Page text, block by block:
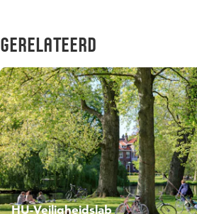
Gerelateerd
HU-Veiligheidslab